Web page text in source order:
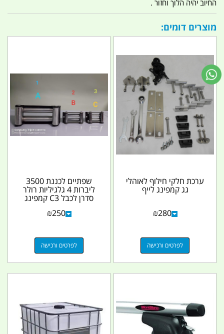
החיוב יהיה הלוך וחזור .
מוצרים דומים:
ערכת חלקי חילוף לאוהלי
גג קמפינג לייף
₪280
לפרטים ורכישה
שפתיים לכננת 3500
ליברות 4 גלגיליות רולר
סדרן לכבל C3 קמפינג
₪250
לפרטים ורכישה